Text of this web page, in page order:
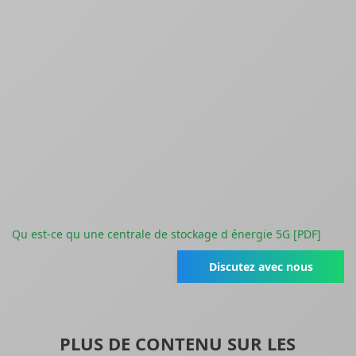
Qu est-ce qu une centrale de stockage d énergie 5G [PDF]
Discutez avec nous
PLUS DE CONTENU SUR LES